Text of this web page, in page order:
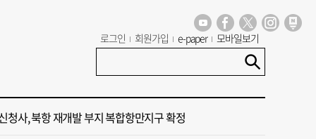
로그인 회원가입 e-paper 모바일보기
산’ 식히려면 꽉 막힌 바람길 53곳 열어라
추기는 제13호 태풍 '돌핀' 이동경로 유동적…북쪽으로 꺾일까
청사, 북항 재개발 부지 복합항만지구 확정